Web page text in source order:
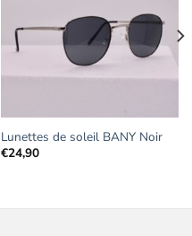
Ajouter
aux
favoris
Lunettes de soleil BANY Noir
€24,90